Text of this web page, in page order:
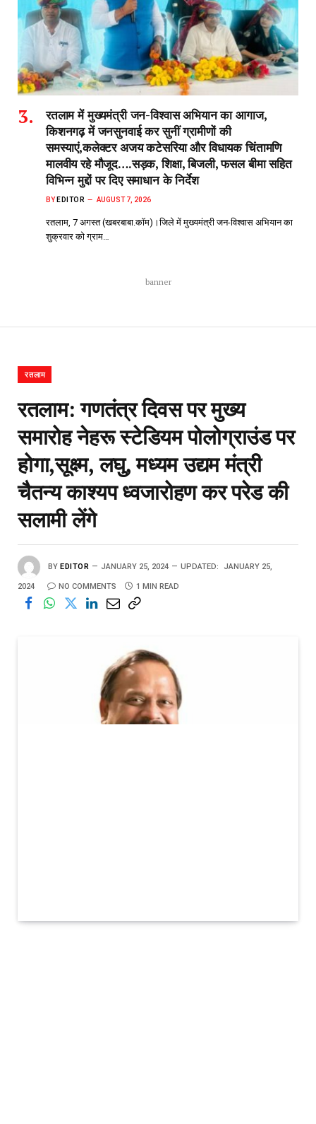
रतलाम में मुख्यमंत्री जन-विश्वास अभियान का आगाज,
किशनगढ़ में जनसुनवाई कर सुनीं ग्रामीणों की
समस्याएं,कलेक्टर अजय कटेसरिया और विधायक चिंतामणि
मालवीय रहे मौजूद….सड़क, शिक्षा, बिजली, फसल बीमा सहित
विभिन्न मुद्दों पर दिए समाधान के निर्देश
BY EDITOR AUGUST 7, 2026
रतलाम, 7 अगस्त (खबरबाबा.कॉम)।जिले में मुख्यमंत्री जन-विश्वास अभियान का
शुक्रवार को ग्राम…
banner
रतलाम
रतलाम: गणतंत्र दिवस पर मुख्य
समारोह नेहरू स्टेडियम पोलोग्राउंड पर
होगा,सूक्ष्म, लघु, मध्यम उद्यम मंत्री
चैतन्य काश्यप ध्वजारोहण कर परेड की
सलामी लेंगे
BY EDITOR JANUARY 25, 2024 UPDATED: JANUARY 25,
2024 NO COMMENTS 1 MIN READ